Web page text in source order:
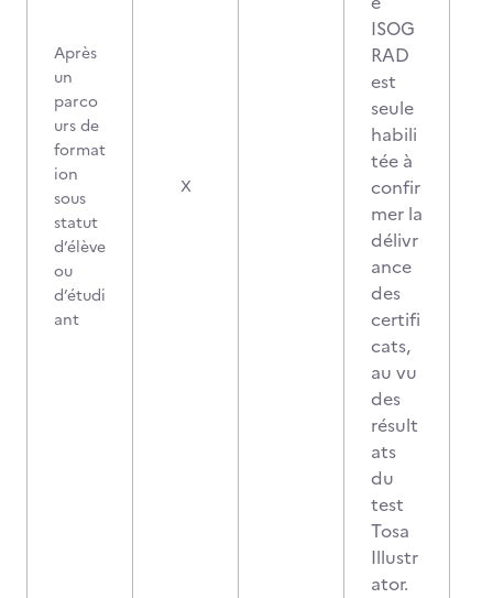
Après
un
parco
urs de
format
ion
sous
statut
d’élève
ou
d’étudi
ant
X
ISOG
RAD
est
seule
habili
tée à
confir
mer la
délivr
ance
des
certifi
cats,
au vu
des
résult
ats
du
test
Tosa
Illustr
ator.